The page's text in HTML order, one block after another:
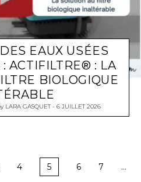
EAUX USÉES
ACTIFILTRE® : LA
BIOLOGIQUE
LARA GASQUET 6 JUILLET 2026
4 5 6 7 …